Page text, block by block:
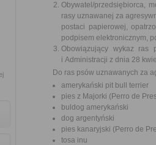
Obywatel/przedsiębiorca,
rasy uznawanej za
postaci papierowej,
podpisem elektronicznym,
Obowiązujący wykaz ras
i Administracji z dnia 28
Do ras psów uznawanych za
amerykański pit bull terrier
pies z Majorki (Perro de
buldog amerykański
dog argentyński
pies kanaryjski (Perro de
tosa inu